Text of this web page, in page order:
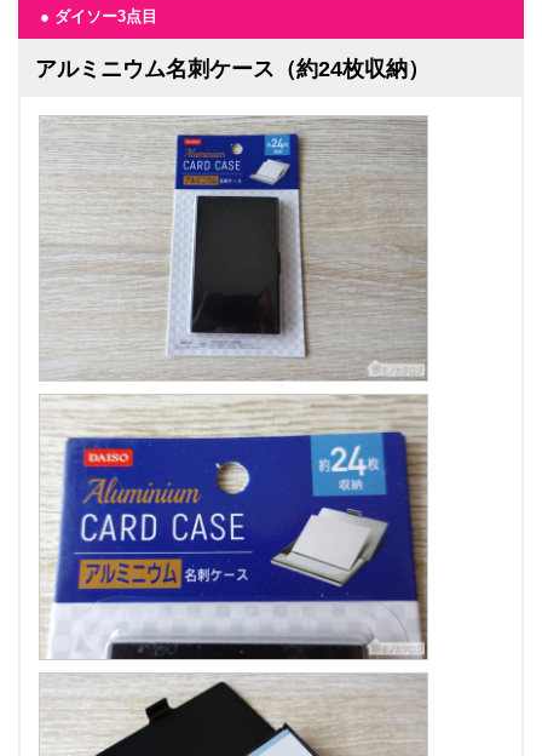
● ダイソー3点目
アルミニウム名刺ケース（約24枚収納）